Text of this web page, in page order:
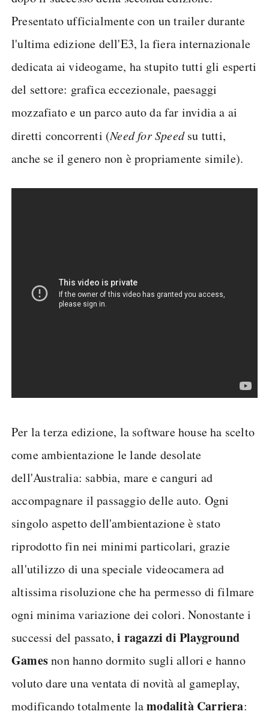
Presentato ufficialmente con un trailer durante
l'ultima edizione dell'E3, la fiera internazionale
dedicata ai videogame, ha stupito tutti gli esperti
del settore: grafica eccezionale, paesaggi
mozzafiato e un parco auto da far invidia a ai
diretti concorrenti (Need for Speedsu tutti,
anche se il genero non è propriamente simile).
Per la terza edizione, la software house ha scelto
come ambientazione le lande desolate
dell'Australia: sabbia, mare e canguri ad
accompagnare il passaggio delle auto. Ogni
singolo aspetto dell'ambientazione è stato
riprodotto fin nei minimi particolari, grazie
all'utilizzo di una speciale videocamera ad
altissima risoluzione che ha permesso di filmare
ogni minima variazione dei colori. Nonostante i
successi del passato,i ragazzi di Playground
Gamesnon hanno dormito sugli allori e hanno
voluto dare una ventata di novità al gameplay,
modificando totalmente lamodalità Carriera: